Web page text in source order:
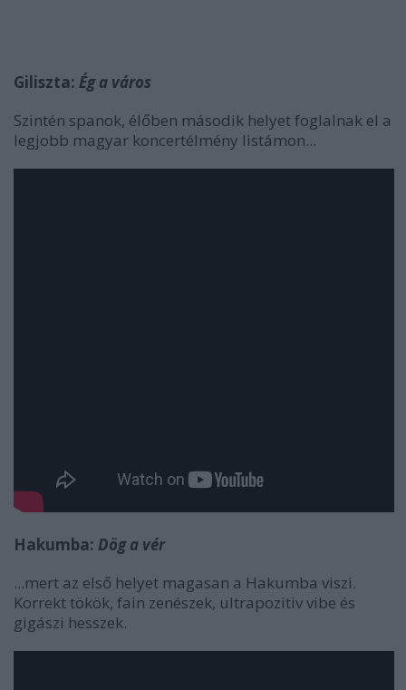
Giliszta: Ég a város
Szintén spanok, élőben második helyet foglalnak el a
legjobb magyar koncertélmény listámon...
Hakumba: Dög a vér
...mert az első helyet magasan a Hakumba viszi.
Korrekt tökök, fain zenészek, ultrapozitiv vibe és
gigászi hesszek.